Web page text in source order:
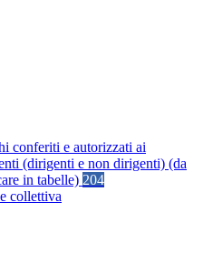
conferiti e autorizzati ai
(dirigenti e non dirigenti) (da
in tabelle) 204
collettiva